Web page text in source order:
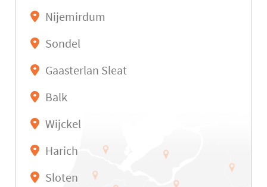
Nijemirdum
Sondel
Gaasterlan Sleat
Balk
Wijckel
Harich
Sloten